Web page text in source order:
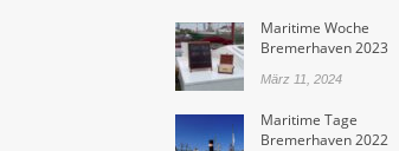
Maritime Woche
Bremerhaven 2023
März 11, 2024
Maritime Tage
Bremerhaven 2022